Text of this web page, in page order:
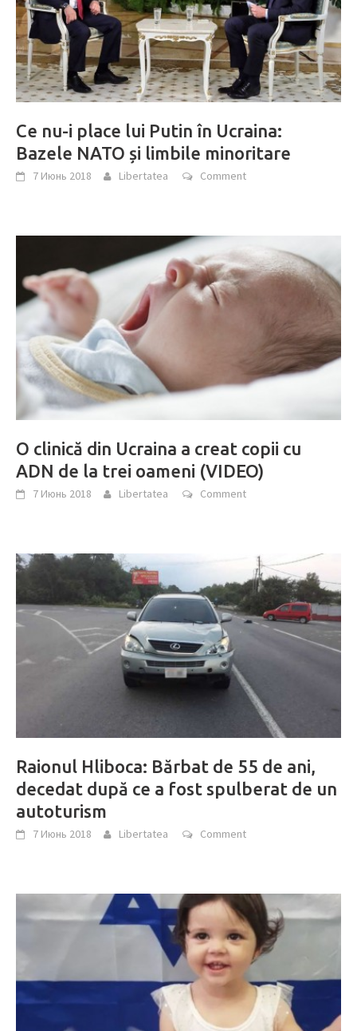
Ce nu-i place lui Putin în Ucraina:
Bazele NATO și limbile minoritare
7 Июнь 2018 Libertatea Comment
O clinică din Ucraina a creat copii cu
ADN de la trei oameni (VIDEO)
7 Июнь 2018 Libertatea Comment
Raionul Hliboca: Bărbat de 55 de ani,
decedat după ce a fost spulberat de un
autoturism
7 Июнь 2018 Libertatea Comment